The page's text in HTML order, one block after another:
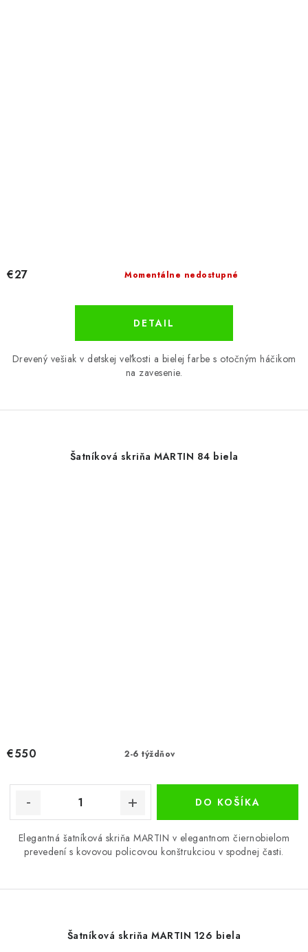
Momentálne nedostupné
€27
DETAIL
Drevený vešiak v detskej veľkosti a bielej farbe s otočným háčikom
na zavesenie.
Šatníková skriňa MARTIN 84 biela
2-6 týždňov
€550
DO KOŠÍKA
Elegantná šatníková skriňa MARTIN v elegantnom čiernobielom
prevedení s kovovou policovou konštrukciou v spodnej časti.
Šatníková skriňa MARTIN 126 biela